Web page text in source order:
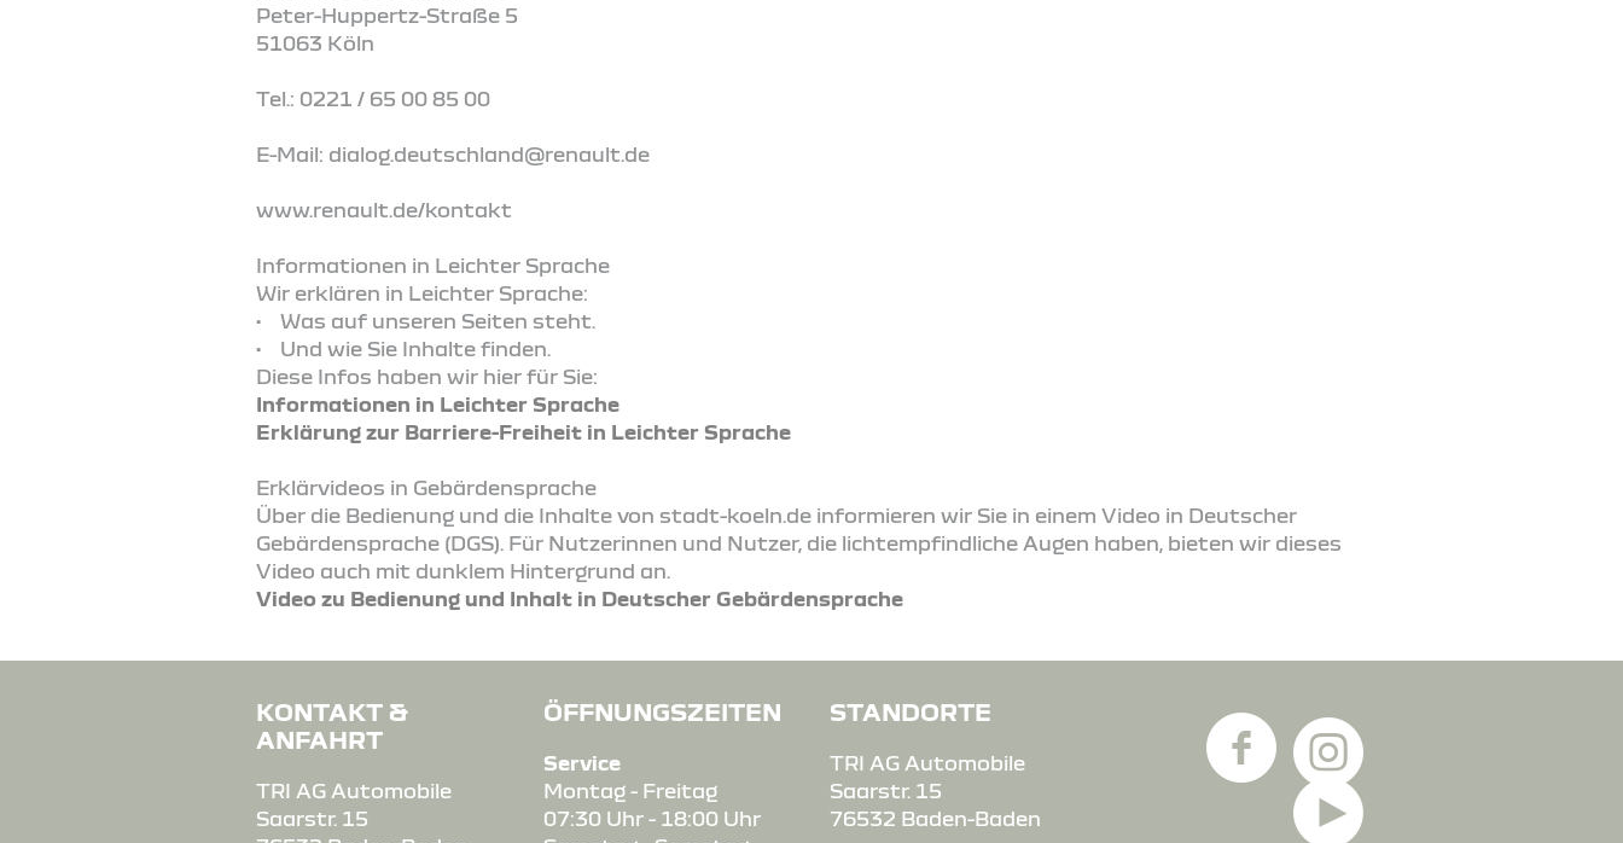
Peter-Huppertz-Straße 5
51063 Köln
Tel.: 0221 / 65 00 85 00
E-Mail: dialog.deutschland@renault.de
www.renault.de/kontakt
Informationen in Leichter Sprache
Wir erklären in Leichter Sprache:
• Was auf unseren Seiten steht.
• Und wie Sie Inhalte finden.
Diese Infos haben wir hier für Sie:
Informationen in Leichter Sprache
Erklärung zur Barriere-Freiheit in Leichter Sprache
Erklärvideos in Gebärdensprache
Über die Bedienung und die Inhalte von stadt-koeln.de informieren wir Sie in einem Video in Deutscher
Gebärdensprache (DGS). Für Nutzerinnen und Nutzer, die lichtempfindliche Augen haben, bieten wir dieses
Video auch mit dunklem Hintergrund an.
Video zu Bedienung und Inhalt in Deutscher Gebärdensprache
KONTAKT &
ANFAHRT
TRI AG Automobile
Saarstr. 15
ÖFFNUNGSZEITEN
Service
Montag - Freitag
07:30 Uhr - 18:00 Uhr
STANDORTE
TRI AG Automobile
Saarstr. 15
76532 Baden-Baden